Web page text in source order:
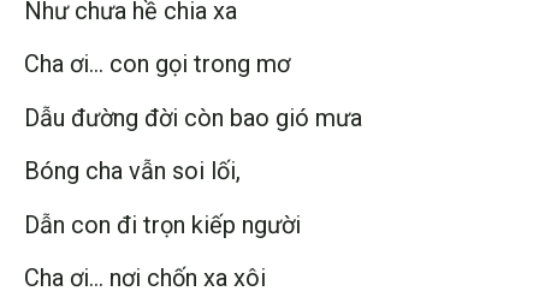
Như chưa hề chia xa
Cha ơi… con gọi trong mơ
Dẫu đường đời còn bao gió mưa
Bóng cha vẫn soi lối,
Dẫn con đi trọn kiếp người
Cha ơi… nơi chốn xa xôi